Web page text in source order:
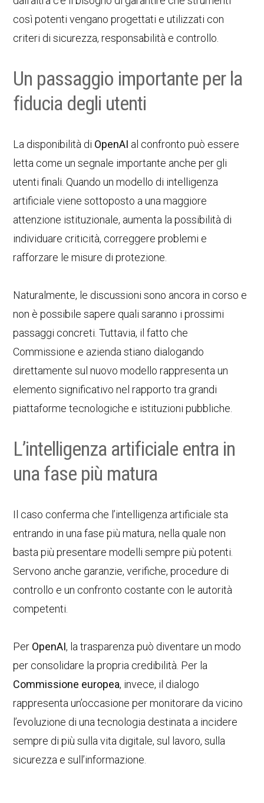
così potenti vengano progettati e utilizzati con
criteri di sicurezza, responsabilità e controllo.
Un passaggio importante per la
fiducia degli utenti
La disponibilità di OpenAI al confronto può essere
letta come un segnale importante anche per gli
utenti finali. Quando un modello di intelligenza
artificiale viene sottoposto a una maggiore
attenzione istituzionale, aumenta la possibilità di
individuare criticità, correggere problemi e
rafforzare le misure di protezione.
Naturalmente, le discussioni sono ancora in corso e
non è possibile sapere quali saranno i prossimi
passaggi concreti. Tuttavia, il fatto che
Commissione e azienda stiano dialogando
direttamente sul nuovo modello rappresenta un
elemento significativo nel rapporto tra grandi
piattaforme tecnologiche e istituzioni pubbliche.
L’intelligenza artificiale entra in
una fase più matura
Il caso conferma che l’intelligenza artificiale sta
entrando in una fase più matura, nella quale non
basta più presentare modelli sempre più potenti.
Servono anche garanzie, verifiche, procedure di
controllo e un confronto costante con le autorità
competenti.
Per OpenAI, la trasparenza può diventare un modo
per consolidare la propria credibilità. Per la
Commissione europea, invece, il dialogo
rappresenta un’occasione per monitorare da vicino
l’evoluzione di una tecnologia destinata a incidere
sempre di più sulla vita digitale, sul lavoro, sulla
sicurezza e sull’informazione.